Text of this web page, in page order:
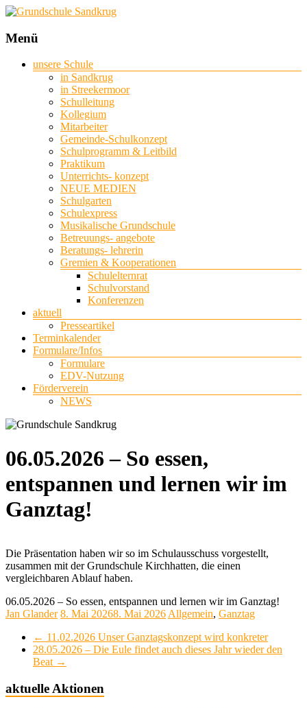
Grundschule
Streekermoor
Menü
unsere Schule
in Sandkrug
in Streekermoor
Schulleitung
Kollegium
Mitarbeiter
Gemeinde-Schulkonzept
Schulprogramm & Leitbild
Praktikum
Unterrichts- konzept
NEUE MEDIEN
Schulgarten
Schulexpress
Musikalische Grundschule
Betreuungs- angebote
Beratungs- lehrerin
Gremien & Kooperationen
Schulelternrat
Schulvorstand
Konferenzen
aktuell
Presseartikel
Terminkalender
Formulare/Infos
Formulare
EDV-Nutzung
Förderverein
NEWS
06.05.2026 – So essen,
entspannen und lernen wir im
Ganztag!
Die Präsentation haben wir so im Schulausschuss vorgestellt,
zusammen mit der Grundschule Kirchhatten, die einen
vergleichbaren Ablauf haben.
06.05.2026 – So essen, entspannen und lernen wir im Ganztag!
Jan Glander 8. Mai 20268. Mai 2026 Allgemein, Ganztag
← 11.02.2026 Unser Ganztagskonzept wird konkreter
28.05.2026 – Die Eule findet auch dieses Jahr wieder den
Beat →
aktuelle Aktionen